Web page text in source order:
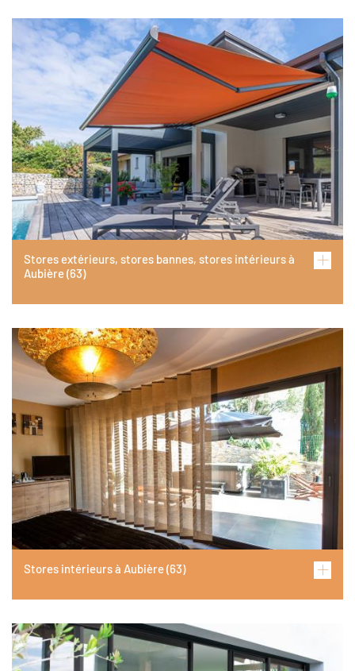
Image
Stores extérieurs, stores bannes, stores intérieurs à
Aubière (63)
Image
Stores intérieurs à Aubière (63)
Image